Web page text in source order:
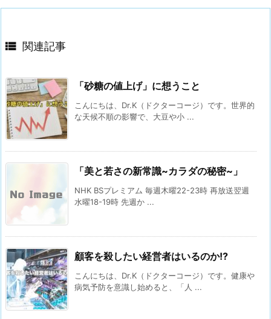
 関連記事
「砂糖の値上げ」に想うこと
こんにちは、Dr.K（ドクターコージ）です。⁡世界的
な天候不順の影響で、大豆や小 ...
「美と若さの新常識~カラダの秘密~」
NHK BSプレミアム 毎週木曜22-23時 再放送翌週
水曜18-19時 先週か ...
顧客を殺したい経営者はいるのか!?
こんにちは、Dr.K（ドクターコージ）です。健康や
病気予防を意識し始めると、「人 ...